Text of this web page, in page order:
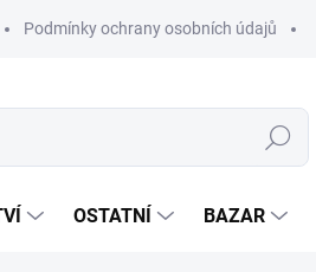
Podmínky ochrany osobních údajů
Hledat
OSTATNÍ BAZAR